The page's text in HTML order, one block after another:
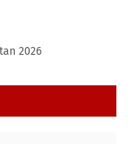
2026